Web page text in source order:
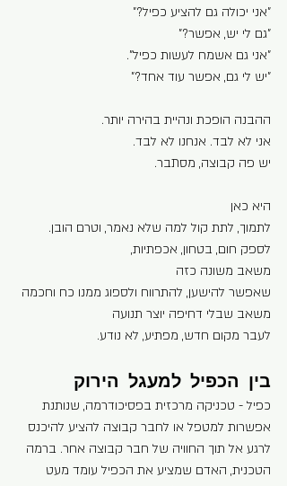
"אני יכולה גם להציע כפיל?"
"גם לי יש, אפשר?"
"אני גם אשמח לעשות כפיל".
"יש לי גם, אפשר עוד אחד?"
ההבנה הופכת ונהיית בהירה יותר.
אני לא לבד. אנחנו לא לבד.
יש פה קבוצה, מסתבר.
היא כאן
לתמוך, לתת קול למה שלא נאמר, וטרם הובן.
לספק חום, בטחון, אכפתיות,
משאב משונה כזה
שאפשר להישען, להתרווח ולספוג ממנו כח וחכמה
משאב שבלי דחיפה יוצר תנועה
לעבר מקום חדש, מפתיע, לא נודע.
בין הכפיל למעגל הירוק
כפיל - טכניקה מרכזית בפסיכודרמה, שנותנת
אפשרות למטפל או לחבר קבוצה להציע להיכנס
לרגע אל תוך החוויה של חבר קבוצה אחר. ברמה
הטכנית, האדם שמציע את הכפיל עומד מעט